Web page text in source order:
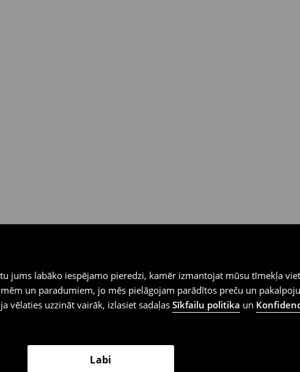
jums labāko iespējamo pieredzi, kamēr izmantojat mūsu tīmekļa
un paradumiem, jo mēs pielāgojam parādītos preču un
vēlaties uzzināt vairāk, izlasiet sadaļas Sīkfailu politika un
Labi